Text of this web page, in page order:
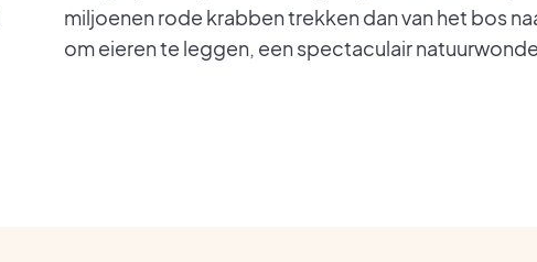
miljoenen rode krabben trekken dan van het bos
om eieren te leggen, een spectaculair